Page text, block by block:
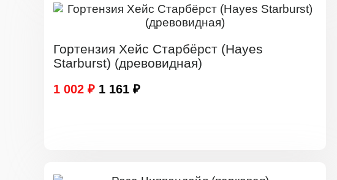
Гортензия Хейс Старбёрст (Hayes
Starburst) (древовидная)
1 002 ₽ 1 161 ₽